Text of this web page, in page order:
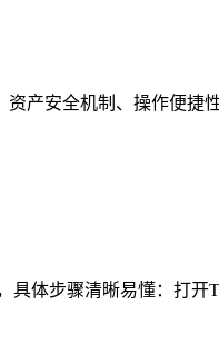
产安全机制、操作便捷
体步骤清晰易懂：打开